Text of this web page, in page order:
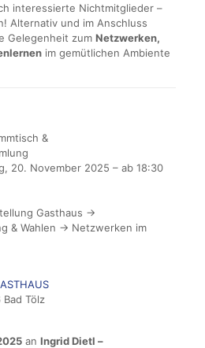
interessierte Nichtmitglieder –
Alternativ und im Anschluss
Gelegenheit zum Netzwerken,
im gemütlichen Ambiente
&
20. November 2025 – ab 18:30
Gasthaus →
& Wahlen → Netzwerken im
Tölz
an Ingrid Dietl –